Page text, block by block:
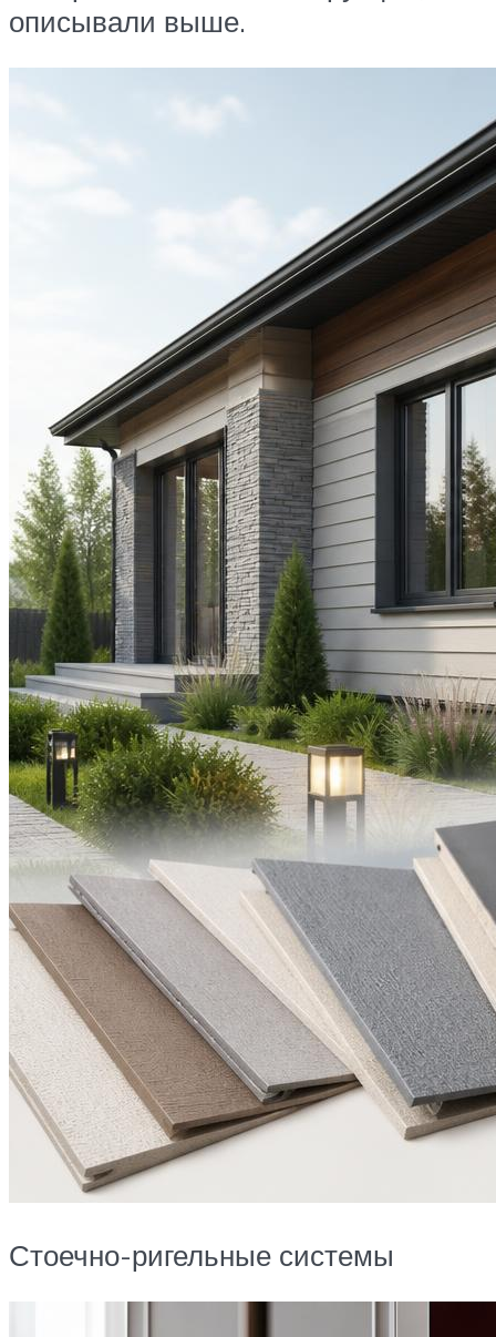
описывали выше.
Стоечно-ригельные системы